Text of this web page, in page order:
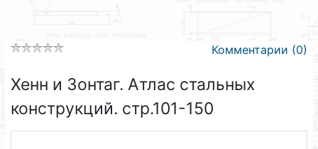
Комментарии (0)
Хенн и Зонтаг. Атлас стальных
конструкций. стр.101-150